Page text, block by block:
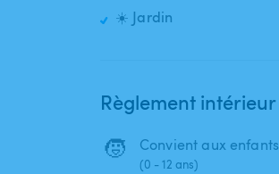
☀️ Jardin
Règlement intérieur
🧒 Convient aux enfants
(0 - 12 ans)